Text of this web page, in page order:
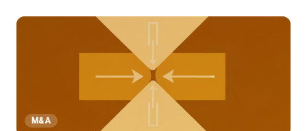
M&A